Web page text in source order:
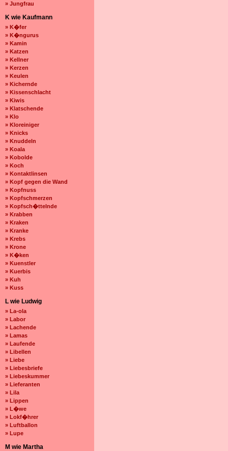
» Jungfrau
K wie Kaufmann
» K�fer
» K�ngurus
» Kamin
» Katzen
» Kellner
» Kerzen
» Keulen
» Kichernde
» Kissenschlacht
» Kiwis
» Klatschende
» Klo
» Kloreiniger
» Knicks
» Knuddeln
» Koala
» Kobolde
» Koch
» Kontaktlinsen
» Kopf gegen die Wand
» Kopfnuss
» Kopfschmerzen
» Kopfsch�ttelnde
» Krabben
» Kraken
» Kranke
» Krebs
» Krone
» K�ken
» Kuenstler
» Kuerbis
» Kuh
» Kuss
L wie Ludwig
» La-ola
» Labor
» Lachende
» Lamas
» Laufende
» Libellen
» Liebe
» Liebesbriefe
» Liebeskummer
» Lieferanten
» Lila
» Lippen
» L�we
» Lokf�hrer
» Luftballon
» Lupe
M wie Martha